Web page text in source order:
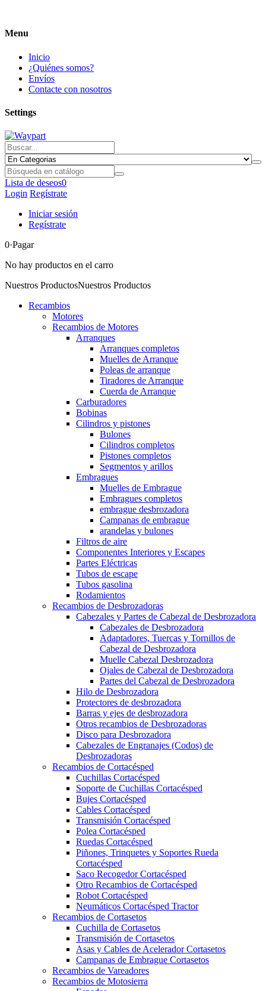
Menu
Inicio
¿Quiénes somos?
Envíos
Contacte con nosotros
Settings
Lista de deseos0
Login Regístrate
Iniciar sesión
Regístrate
0·Pagar
No hay productos en el carro
Nuestros ProductosNuestros Productos
Recambios
Motores
Recambios de Motores
Arranques
Arranques completos
Muelles de Arranque
Poleas de arranque
Tiradores de Arranque
Cuerda de Arranque
Carburadores
Bobinas
Cilindros y pistones
Bulones
Cilindros completos
Pistones completos
Segmentos y arillos
Embragues
Muelles de Embrague
Embragues completos
embrague desbrozadora
Campanas de embrague
arandelas y bulones
Filtros de aire
Componentes Interiores y Escapes
Partes Eléctricas
Tubos de escape
Tubos gasolina
Rodamientos
Recambios de Desbrozadoras
Cabezales y Partes de Cabezal de Desbrozadora
Cabezales de Desbrozadora
Adaptadores, Tuercas y Tornillos de
Cabezal de Desbrozadora
Muelle Cabezal Desbrozadora
Ojales de Cabezal de Desbrozadora
Partes del Cabezal de Desbrozadora
Hilo de Desbrozadora
Protectores de desbrozadora
Barras y ejes de desbrozadora
Otros recambios de Desbrozadoras
Disco para Desbrozadora
Cabezales de Engranajes (Codos) de
Desbrozadoras
Recambios de Cortacésped
Cuchillas Cortacésped
Soporte de Cuchillas Cortacésped
Bujes Cortacésped
Cables Cortacésped
Transmisión Cortacésped
Polea Cortacésped
Ruedas Cortacésped
Piñones, Trinquetes y Soportes Rueda
Cortacésped
Saco Recogedor Cortacésped
Otro Recambios de Cortacésped
Robot Cortacésped
Neumáticos Cortacésped Tractor
Recambios de Cortasetos
Cuchilla de Cortasetos
Transmisión de Cortasetos
Asas y Cables de Acelerador Cortasetos
Campanas de Embrague Cortasetos
Recambios de Vareadores
Recambios de Motosierra